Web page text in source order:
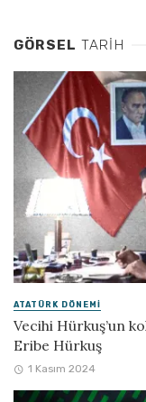
GÖRSEL TARIH
ATATÜRK DÖNEMI
Vecihi Hürkuş’un
Eribe Hürkuş
1 Kasım 2024